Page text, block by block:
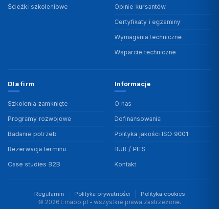
Ścieżki szkoleniowe Opinie kursantów
Certyfikaty i egzaminy
Wymagania techniczne
Wsparcie techniczne
Dla firm
Szkolenia zamknięte
Programy rozwojowe
Badanie potrzeb
Rezerwacja terminu
Case studies B2B
Informacje
O nas
Dofinansowania
Polityka jakości ISO 9001
BUR / PIFS
Kontakt
© 2026 Ernabo.pl - wszystkie prawa zastrzeżone.
Regulamin Polityka prywatności Polityka cookies